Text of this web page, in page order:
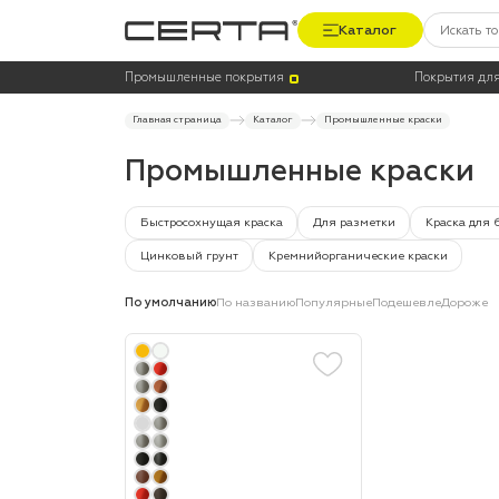
Каталог
Промышленные покрытия Покрытия
Главная страница Каталог Промышленные краски
Промышленные краски
Быстросохнущая краска Для разметки Краска для
Цинковый грунт Кремнийорганические краски
Термостойкость, до °C
По умолчаниюПо названиюПопулярныеПодешевлеДороже